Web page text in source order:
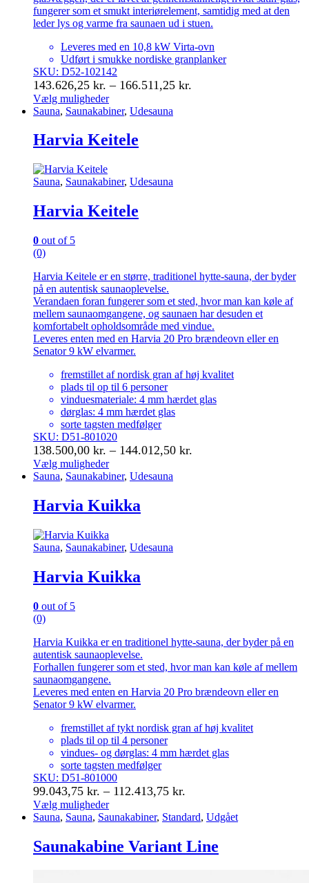
fungerer som et smukt interiørelement, samtidig med at den
leder lys og varme fra saunaen ud i stuen.
Leveres med en 10,8 kW Virta-ovn
Udført i smukke nordiske granplanker
SKU: D52-102142
143.626,25 kr. – 166.511,25 kr.
Vælg muligheder
Dette
har
flere
Mulighederne
kan
på
varesiden
Sauna, Saunakabiner, Udesauna
Harvia Keitele
Sauna, Saunakabiner, Udesauna
Harvia Keitele
0 out of 5
(0)
Harvia Keitele er en større, traditionel hytte-sauna, der byder
på en autentisk saunaoplevelse.
Verandaen foran fungerer som et sted, hvor man kan køle af
mellem saunaomgangene, og saunaen har desuden et
komfortabelt opholdsområde med vindue.
Leveres enten med en Harvia 20 Pro brændeovn eller en
Senator 9 kW elvarmer.
fremstillet af nordisk gran af høj kvalitet
plads til op til 6 personer
vinduesmateriale: 4 mm hærdet glas
dørglas: 4 mm hærdet glas
sorte tagsten medfølger
SKU: D51-801020
138.500,00 kr. – 144.012,50 kr.
Vælg muligheder
Dette
har
flere
Mulighederne
kan
på
varesiden
Sauna, Saunakabiner, Udesauna
Harvia Kuikka
Sauna, Saunakabiner, Udesauna
Harvia Kuikka
0 out of 5
(0)
Harvia Kuikka er en traditionel hytte-sauna, der byder på en
autentisk saunaoplevelse.
Forhallen fungerer som et sted, hvor man kan køle af mellem
saunaomgangene.
Leveres med enten en Harvia 20 Pro brændeovn eller en
Senator 9 kW elvarmer.
fremstillet af tykt nordisk gran af høj kvalitet
plads til op til 4 personer
vindues- og dørglas: 4 mm hærdet glas
sorte tagsten medfølger
SKU: D51-801000
99.043,75 kr. – 112.413,75 kr.
til
Vælg muligheder
Dette
har
flere
Sauna, Sauna, Saunakabiner, Standard, Udgået
Saunakabine Variant Line